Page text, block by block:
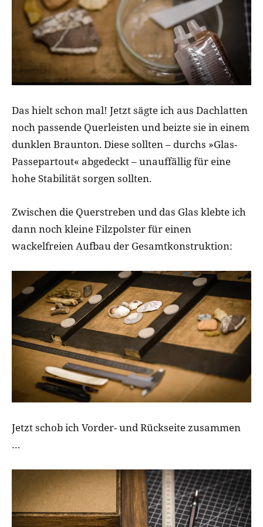
Das hielt schon mal! Jetzt sägte ich aus Dachlatten
noch passende Querleisten und beizte sie in einem
dunklen Braunton. Diese sollten – durchs »Glas-
Passepartout« abgedeckt – unauffällig für eine
hohe Stabilität sorgen sollten.
Zwischen die Querstreben und das Glas klebte ich
dann noch kleine Filzpolster für einen
wackelfreien Aufbau der Gesamtkonstruktion:
Jetzt schob ich Vorder- und Rückseite zusammen
…